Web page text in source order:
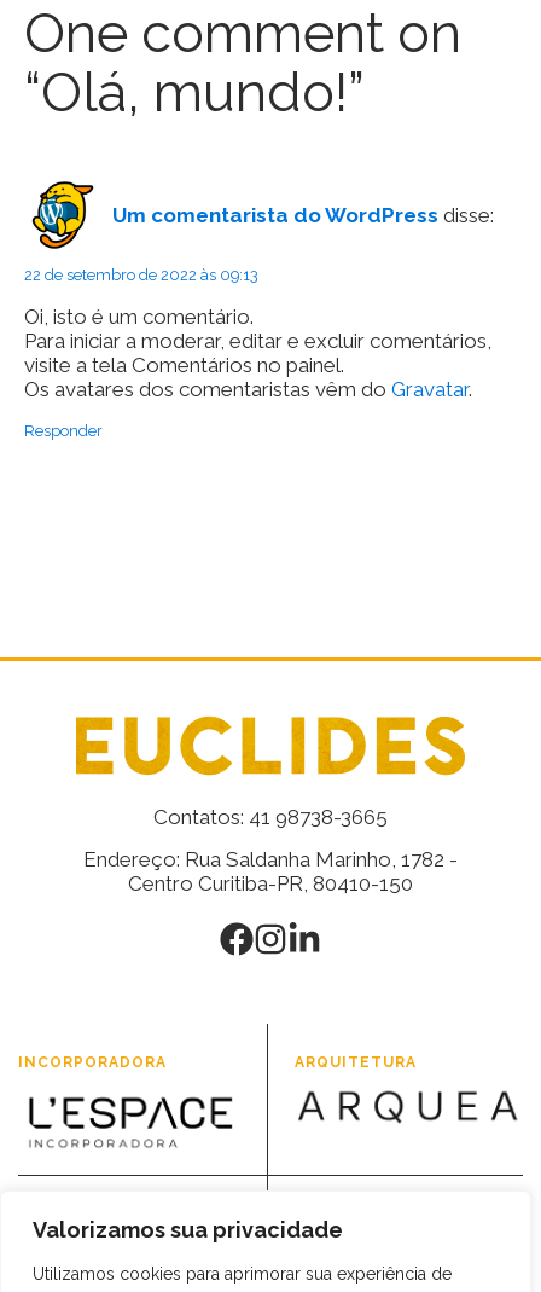
Valorizamos sua privacidade
Utilizamos cookies para aprimorar sua experiência de
One comment on
“Olá, mundo!”
Um comentarista do WordPress disse:
22 de setembro de 2022 às 09:13
Oi, isto é um comentário.
Para iniciar a moderar, editar e excluir comentários,
visite a tela Comentários no painel.
Os avatares dos comentaristas vêm do Gravatar.
Responder
Contatos: 41 98738-3665
Endereço: Rua Saldanha Marinho, 1782 -
Centro Curitiba-PR, 80410-150
INCORPORADORA
CONSTRUÇÃO
ARQUITETURA
PROJETOS